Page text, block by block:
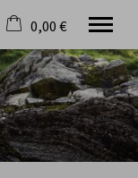
0,00 €
×